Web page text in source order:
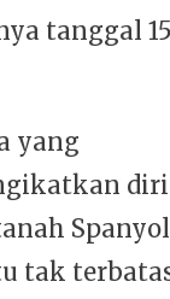
tanggal 15
yang
diri
tak